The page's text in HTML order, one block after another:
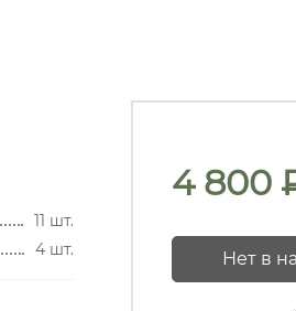
11 шт.
4 шт.
4 800
Нет в